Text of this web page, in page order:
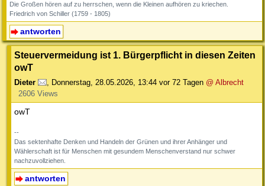
Die Großen hören auf zu herrschen, wenn die Kleinen aufhören zu kriechen.
Friedrich von Schiller (1759 - 1805)
antworten
Steuervermeidung ist 1. Bürgerpflicht in diesen Zeiten
owT
Dieter , Donnerstag, 28.05.2026, 13:44 vor 72 Tagen @ Albrecht
2606 Views
owT
--
Das sektenhafte Denken und Handeln der Grünen und ihrer Anhänger und
Wählerschaft ist für Menschen mit gesundem Menschenverstand nur schwer
nachzuvollziehen.
antworten